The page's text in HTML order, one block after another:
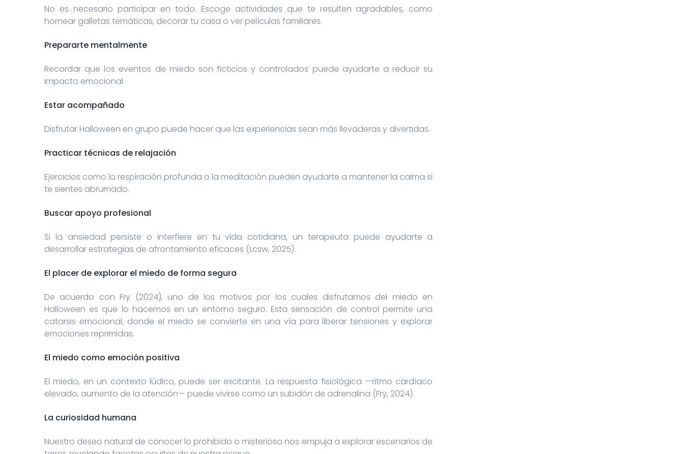
No es necesario participar en todo. Escoge actividades que te resulten agradables, como
hornear galletas temáticas, decorar tu casa o ver películas familiares.
Prepararte mentalmente
Recordar que los eventos de miedo son ficticios y controlados puede ayudarte a reducir su
impacto emocional.
Estar acompañado
Disfrutar Halloween en grupo puede hacer que las experiencias sean más llevaderas y divertidas.
Practicar técnicas de relajación
Ejercicios como la respiración profunda o la meditación pueden ayudarte a mantener la calma si
te sientes abrumado.
Buscar apoyo profesional
Si la ansiedad persiste o interfiere en tu vida cotidiana, un terapeuta puede ayudarte a
desarrollar estrategias de afrontamiento eficaces (Lcsw, 2025).
El placer de explorar el miedo de forma segura
De acuerdo con Fry (2024), uno de los motivos por los cuales disfrutamos del miedo en
Halloween es que lo hacemos en un entorno seguro. Esta sensación de control permite una
catarsis emocional, donde el miedo se convierte en una vía para liberar tensiones y explorar
emociones reprimidas.
El miedo como emoción positiva
El miedo, en un contexto lúdico, puede ser excitante. La respuesta fisiológica —ritmo cardíaco
elevado, aumento de la atención— puede vivirse como un subidón de adrenalina (Fry, 2024).
La curiosidad humana
Nuestro deseo natural de conocer lo prohibido o misterioso nos empuja a explorar escenarios de